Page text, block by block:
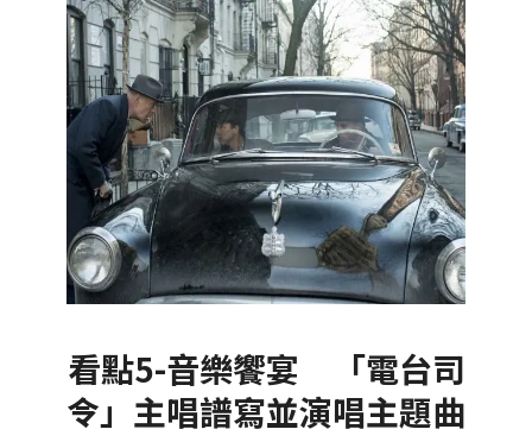
看點5-音樂饗宴 「電台司
令」主唱譜寫並演唱主題曲